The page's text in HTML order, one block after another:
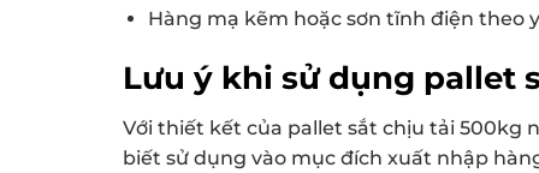
Hàng mạ kẽm hoặc sơn tĩnh điện theo
Lưu ý khi sử dụng pallet
Với thiết kết của pallet sắt chịu tải 500kg
biết sử dụng vào mục đích xuất nhập